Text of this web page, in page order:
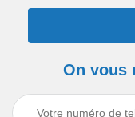
On vous